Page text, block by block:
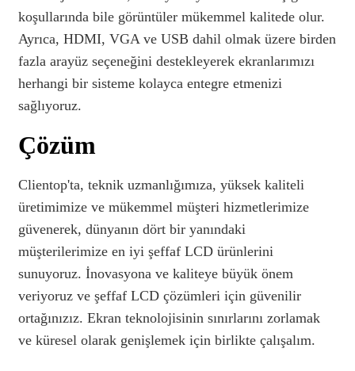
koşullarında bile görüntüler mükemmel kalitede olur.
Ayrıca, HDMI, VGA ve USB dahil olmak üzere birden
fazla arayüz seçeneğini destekleyerek ekranlarımızı
herhangi bir sisteme kolayca entegre etmenizi
sağlıyoruz.
Çözüm
Clientop'ta, teknik uzmanlığımıza, yüksek kaliteli
üretimimize ve mükemmel müşteri hizmetlerimize
güvenerek, dünyanın dört bir yanındaki
müşterilerimize en iyi şeffaf LCD ürünlerini
sunuyoruz. İnovasyona ve kaliteye büyük önem
veriyoruz ve şeffaf LCD çözümleri için güvenilir
ortağınızız. Ekran teknolojisinin sınırlarını zorlamak
ve küresel olarak genişlemek için birlikte çalışalım.